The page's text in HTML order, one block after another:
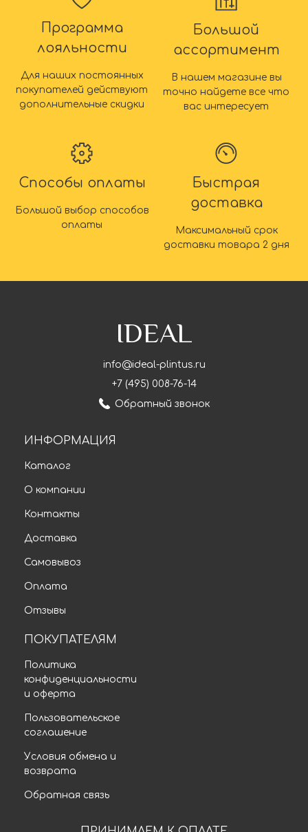
Программа
лояльности
Для наших постоянных
покупателей действуют
дополнительные скидки
Большой
ассортимент
В нашем магазине вы
точно найдете все что
вас интересует
Способы оплаты
Большой выбор способов
оплаты
Быстрая
доставка
Максимальный срок
доставки товара 2 дня
IDEAL
info@ideal-plintus.ru
+7 (495) 008-76-14
Обратный звонок
ИНФОРМАЦИЯ
Каталог
О компании
Контакты
Доставка
Самовывоз
Оплата
Отзывы
ПОКУПАТЕЛЯМ
Политика
конфиденциальности
и оферта
Пользовательское
соглашение
Условия обмена и
возврата
Обратная связь